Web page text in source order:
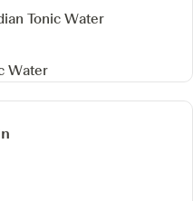
Tonic Water
Water